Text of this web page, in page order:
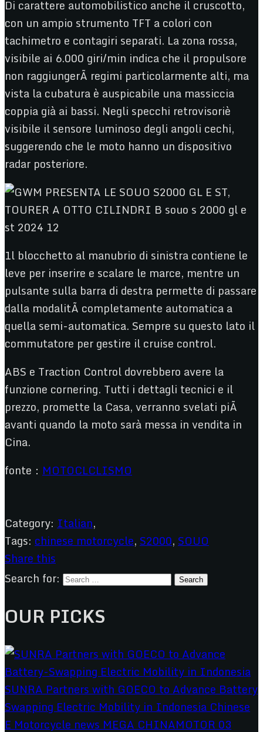
Di carattere automobilistico anche il cruscotto,
con un ampio strumento TFT a colori con
tachimetro e contagiri separati. La zona rossa,
visibile ai 6.000 giri/min indica che il propulsore
non raggiungerÃ regimi particolarmente alti, ma
vista la cubatura è auspicabile una massiccia
coppia già ai bassi. Negli specchi retrovisoriè
visibile il sensore luminoso degli angoli cechi,
suggerendo che le moto hanno un dispositivo
radar posteriore.
1l blocchetto al manubrio di sinistra contiene le
leve per inserire e scalare le marce, mentre un
pulsante sulla barra di destra permette di passare
dalla modalitÃ completamente automatica a
quella semi-automatica. Sempre su questo lato il
commutatore per gestire il cruise control.
ABS e Traction Control dovrebbero avere la
funzione cornering. Tutti i dettagli tecnici e il
prezzo, promette la Casa, verranno svelati piÃ
avanti quando la moto sarà messa in vendita in
Cina.
fonte： MOTOCLCLISMO
Category: Italian,
Tags: chinese motorcycle, S2000, SOUO
Share this
Search for:
OUR PICKS